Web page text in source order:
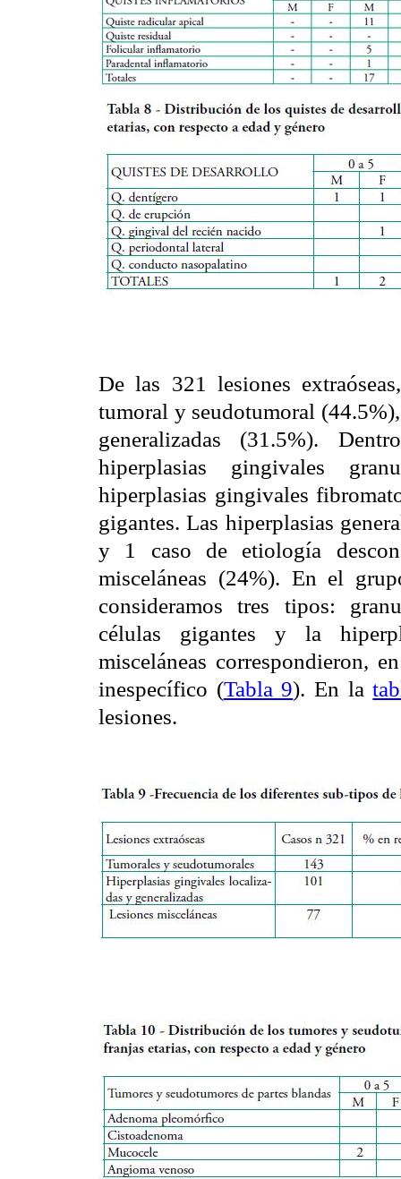
De las 321 lesiones
tumoral y seudotumoral
generalizadas (31.5%).
hiperplasias gingivales
hiperplasias gingivales
gigantes. Las hiperplasias
y 1 caso de etiología
misceláneas (24%). En el
consideramos tres tipos:
células gigantes y la
misceláneas correspondieron,
inespecífico (Tabla 9). En la
lesiones.